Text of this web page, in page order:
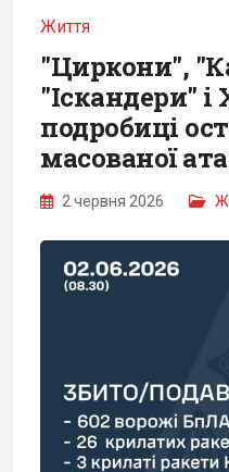
Життя
"Циркони",
"Іскандери" і
подробиці
масованої
2 червня 2026